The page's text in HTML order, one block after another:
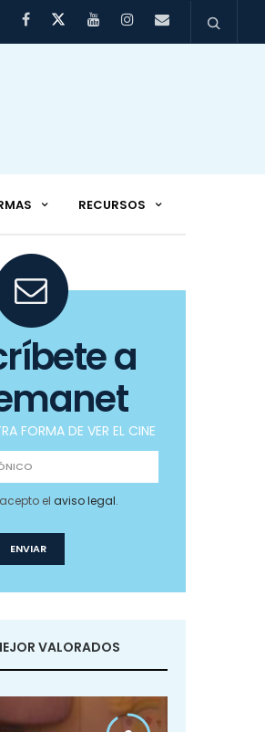
RECURSOS
a
FORMA DE VER EL CINE
elaviso legal.
VALORADOS